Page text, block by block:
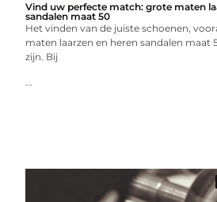
Vind uw perfecte match: grote maten
sandalen maat 50
Het vinden van de juiste schoenen,
maten laarzen en heren sandalen maat
zijn. Bij
...